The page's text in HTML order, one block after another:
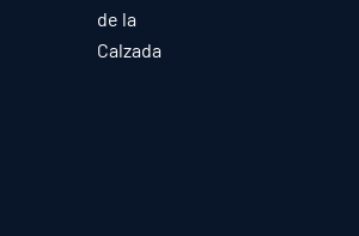
de la
Calzada